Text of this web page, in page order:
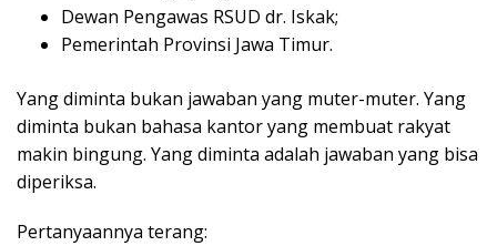
Dewan Pengawas RSUD dr. Iskak;
Pemerintah Provinsi Jawa Timur.
Yang diminta bukan jawaban yang muter-muter. Yang
diminta bukan bahasa kantor yang membuat rakyat
makin bingung. Yang diminta adalah jawaban yang bisa
diperiksa.
Pertanyaannya terang: